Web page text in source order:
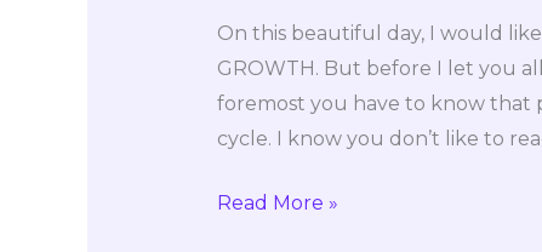
On this beautiful day, I would
GROWTH. But before I let you
foremost you have to know
cycle. I know you don’t like to
You
Need
To
Know
Read More »